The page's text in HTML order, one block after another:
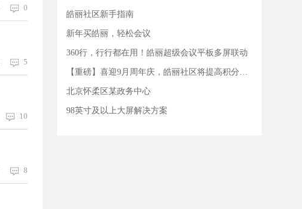
0
5
10
8
皓丽社区新手指南
新年买皓丽，轻松会议
360行，行行都在用！皓丽超级会议平板多屏联动
【重磅】喜迎9月周年庆，皓丽社区将提高积分额度
北京怀柔区某政务中心
98英寸及以上大屏解决方案